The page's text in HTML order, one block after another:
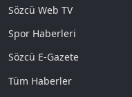
Sözcü Web TV
Spor Haberleri
Sözcü E-Gazete
Tüm Haberler